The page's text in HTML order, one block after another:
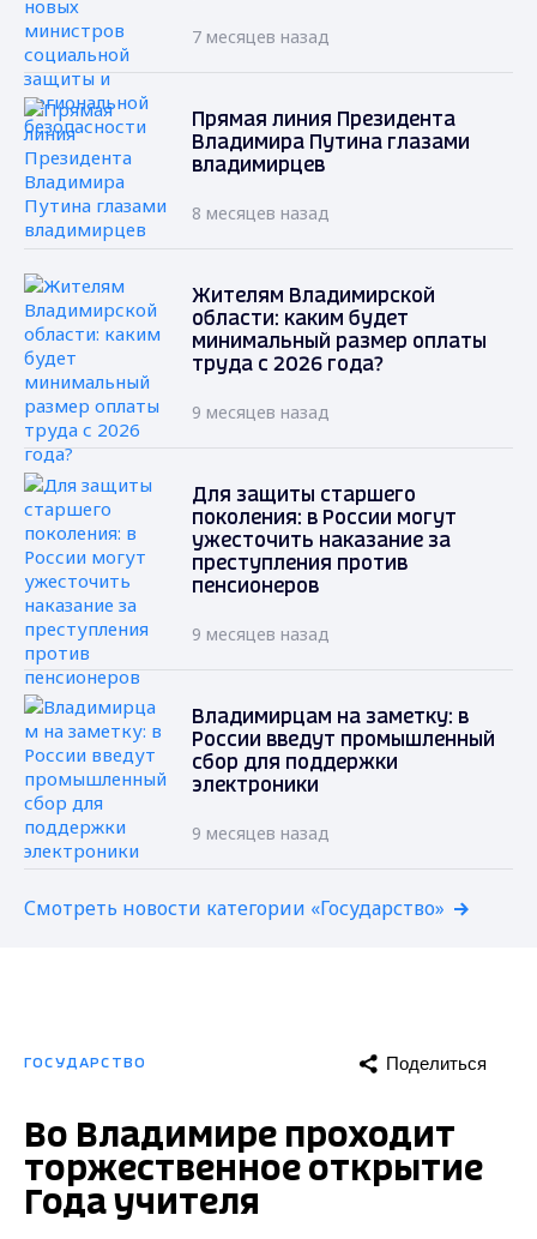
7 месяцев назад
Прямая линия Президента
Владимира Путина глазами
владимирцев
8 месяцев назад
Жителям Владимирской
области: каким будет
минимальный размер оплаты
труда с 2026 года?
9 месяцев назад
Для защиты старшего
поколения: в России могут
ужесточить наказание за
преступления против
пенсионеров
9 месяцев назад
Владимирцам на заметку: в
России введут промышленный
сбор для поддержки
электроники
9 месяцев назад
Смотреть новости категории «Государство»
ГОСУДАРСТВО Поделиться
Во Владимире проходит
торжественное открытие
Года учителя